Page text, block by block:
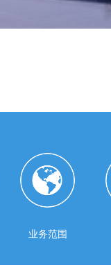
业务范围